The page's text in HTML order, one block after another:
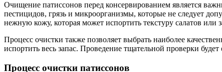
Очищение патиссонов перед консервированием является
пестицидов, грязь и микроорганизмы, которые не следует
нежную кожу, которая может испортить текстуру салатов или
Процесс очистки также позволяет выбрать наиболее
испортить весь запас. Проведение тщательной проверки
Процесс очистки патиссонов